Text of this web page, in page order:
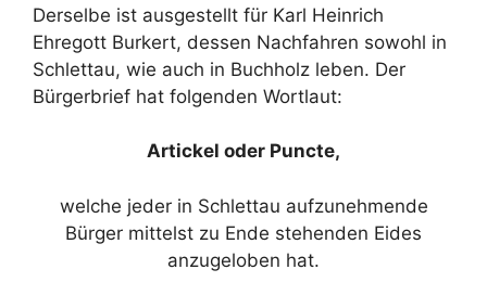
Derselbe ist ausgestellt für Karl Heinrich
Ehregott Burkert, dessen Nachfahren sowohl in
Schlettau, wie auch in Buchholz leben. Der
Bürgerbrief hat folgenden Wortlaut:
Artickel oder Puncte,
welche jeder in Schlettau aufzunehmende
Bürger mittelst zu Ende stehenden Eides
anzugeloben hat.